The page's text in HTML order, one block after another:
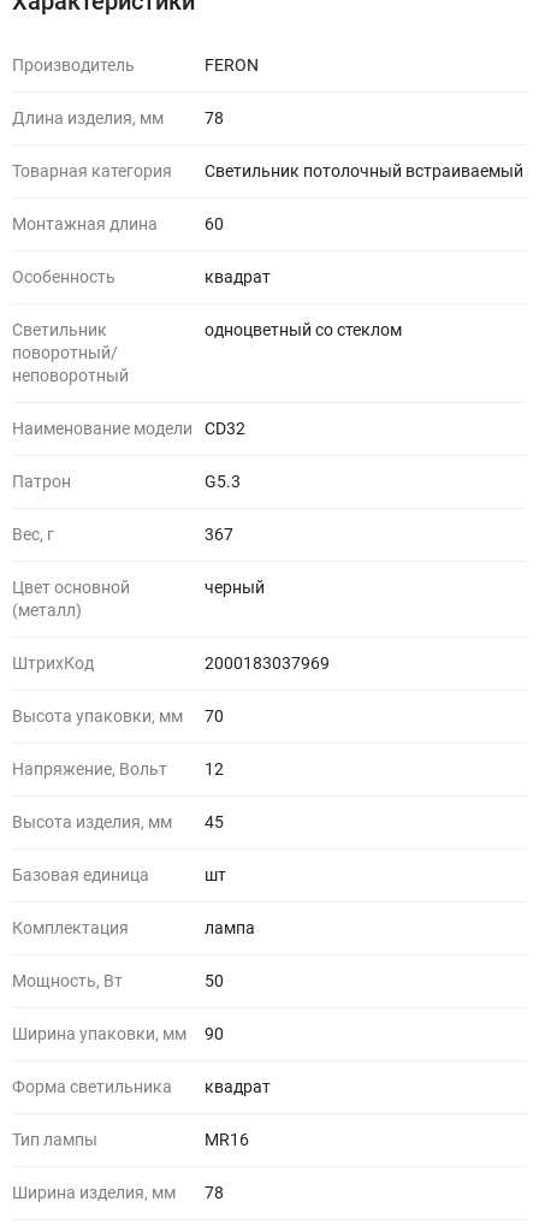
Производитель FERON
Длина изделия, мм 78
Товарная категория Светильник потолочный встраиваемый
Монтажная длина 60
Особенность квадрат
Светильник
поворотный/
неповоротный
одноцветный со стеклом
Наименование модели CD32
Патрон G5.3
Вес, г 367
Цвет основной
(металл)
черный
ШтрихКод 2000183037969
Высота упаковки, мм 70
Напряжение, Вольт 12
Высота изделия, мм 45
Базовая единица шт
Комплектация лампа
Мощность, Вт 50
Ширина упаковки, мм 90
Форма светильника квадрат
Тип лампы MR16
Ширина изделия, мм 78